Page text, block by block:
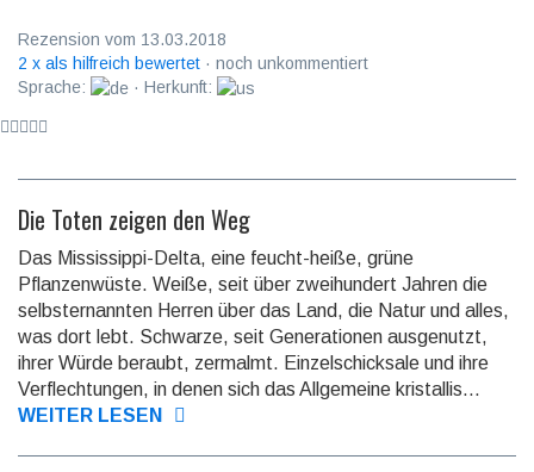
Rezension vom 13.03.2018
2 x als hilfreich bewertet · noch unkommentiert
Sprache:
· Herkunft:
Die Toten zeigen den Weg
Das Mississippi-Delta, eine feucht-heiße, grüne
Pflanzenwüste. Weiße, seit über zwei­hundert Jahren die
selbst­ernann­ten Herren über das Land, die Natur und alles,
was dort lebt. Schwarze, seit Genera­tionen ausgenutzt,
ihrer Würde beraubt, zermalmt. Einzel­schicksale und ihre
Verflech­tungen, in denen sich das Allgemeine kristal­lis...
WEITER LESEN